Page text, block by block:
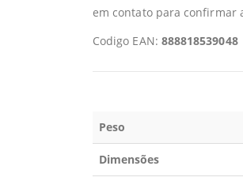
em contato para confirmar
Codigo EAN: 888818539048
Peso
Dimensões